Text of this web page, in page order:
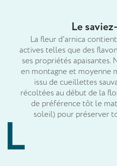
Le
La fleur d'arnica
actives telles que des
ses propriétés
en montagne et moyenne
issu de cueillettes
récoltées au début de la
de préférence tôt le
soleil) pour préserver